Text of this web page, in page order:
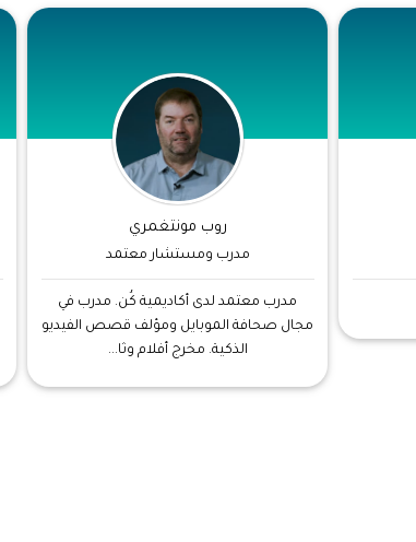
روب مونتغمري
مدرب ومستشار معتمد
مدرب معتمد لدى أكاديمية كُن. مدرب في
مجال صحافة الموبايل ومؤلف قصص الفيديو
الذكية. مخرج أفلام وثا...